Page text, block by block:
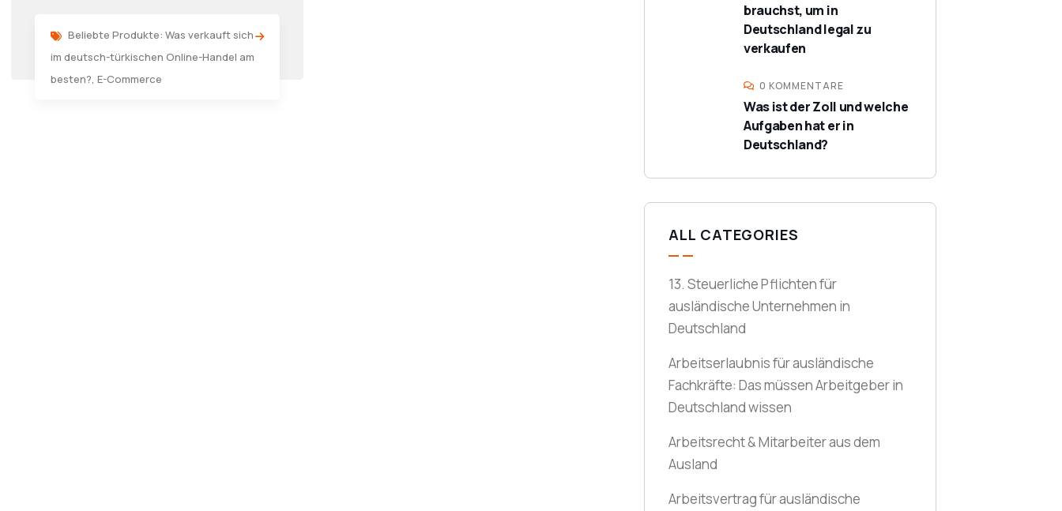
Beliebte Produkte: Was verkauft sich
im deutsch-türkischen Online-Handel am
besten?, E-Commerce
brauchst, um in
Deutschland legal zu
verkaufen
0 KOMMENTARE
Was ist der Zoll und welche
Aufgaben hat er in
Deutschland?
ALL CATEGORIES
13. Steuerliche Pflichten für
ausländische Unternehmen in
Deutschland
Arbeitserlaubnis für ausländische
Fachkräfte: Das müssen Arbeitgeber in
Deutschland wissen
Arbeitsrecht & Mitarbeiter aus dem
Ausland
Arbeitsvertrag für ausländische